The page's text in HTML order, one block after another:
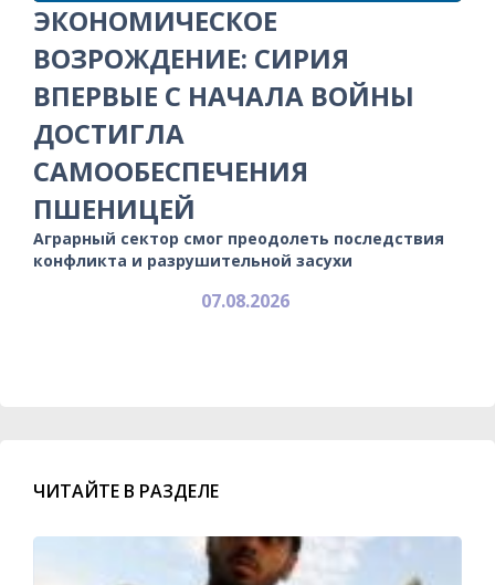
ЭКОНОМИЧЕСКОЕ
ВОЗРОЖДЕНИЕ: СИРИЯ
ВПЕРВЫЕ С НАЧАЛА ВОЙНЫ
ДОСТИГЛА
САМООБЕСПЕЧЕНИЯ
ПШЕНИЦЕЙ
Аграрный сектор смог преодолеть последствия
конфликта и разрушительной засухи
07.08.2026
ЧИТАЙТЕ В РАЗДЕЛЕ